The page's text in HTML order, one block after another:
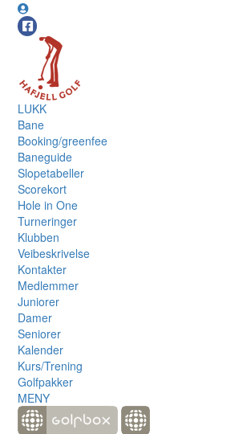
LUKK
Bane
Booking/greenfee
Baneguide
Slopetabeller
Scorekort
Hole in One
Turneringer
Klubben
Veibeskrivelse
Kontakter
Medlemmer
Juniorer
Damer
Seniorer
Kalender
Kurs/Trening
Golfpakker
MENY